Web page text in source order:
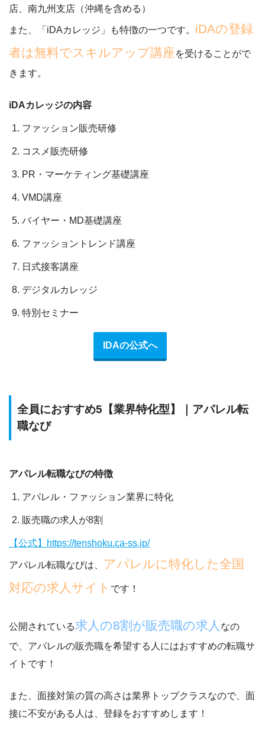
店、南九州支店（沖縄を含める）
また、「iDAカレッジ」も特徴の一つです。 iDAの登録
者は無料でスキルアップ講座を受けることがで
きます。
iDAカレッジの内容
ファッション販売研修
コスメ販売研修
PR・マーケティング基礎講座
VMD講座
バイヤー・MD基礎講座
ファッショントレンド講座
日式接客講座
デジタルカレッジ
特別セミナー
IDAの公式へ
全員におすすめ5【業界特化型】｜アパレル転
職なび
アパレル転職なびの特徴
アパレル・ファッション業界に特化
販売職の求人が8割
【公式】https://tenshoku.ca-ss.jp/
アパレル転職なびは、
アパレルに特化した全国
対応の求人サイト です！
公開されている求人の8割が販売職の求人 なの
で、 アパレルの販売職を希望する人にはおすすめの転職サ
イトです！
また、 面接対策の質の高さは業界トップクラスなので、面
接に不安がある人は、登録をおすすめします！